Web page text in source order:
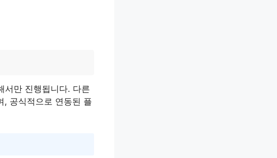
서만 진행됩니다. 다른
, 공식적으로 연동된 플